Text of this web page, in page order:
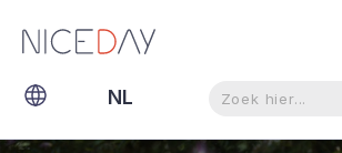
NL
EN